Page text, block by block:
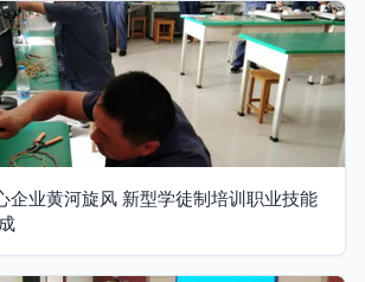
企业黄河旋风 新型学徒制培训职业技能